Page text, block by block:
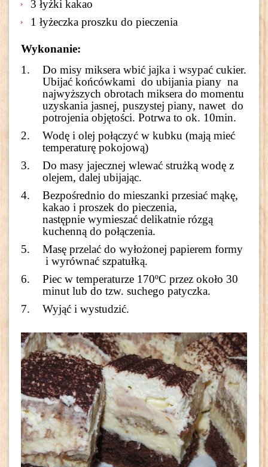
3 łyżki kakao
1 łyżeczka proszku do pieczenia
Wykonanie:
Do misy miksera wbić jajka i wsypać cukier.
Ubijać końcówkami do ubijania piany na
najwyższych obrotach miksera do momentu
uzyskania jasnej, puszystej piany, nawet do
potrojenia objętości. Potrwa to ok. 10min.
Wodę i olej połączyć w kubku (mają mieć
temperaturę pokojową)
Do masy jajecznej wlewać strużką wodę z
olejem, dalej ubijając.
Bezpośrednio do mieszanki przesiać mąkę,
kakao i proszek do pieczenia,
następnie wymieszać delikatnie rózgą
kuchenną do połączenia.
Masę przelać do wyłożonej papierem formy
i wyrównać szpatułką.
Piec w temperaturze 170ºC przez około 30
minut lub do tzw. suchego patyczka.
Wyjąć i wystudzić.